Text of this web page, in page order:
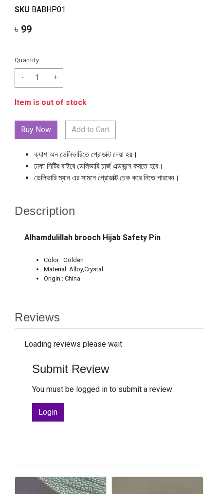
SKU BABHP01
৳ 99
Quantity
- +
Item is out of stock
Add to Cart
ক্যাশ অন ডেলিভারিতে প্রোডাক্ট দেয়া হয়।
ঢাকা সিটির বাইরে ডেলিভারি চার্জ এডভান্স করতে হবে।
ডেলিভারি ম্যান এর সামনে প্রোডাক্ট চেক করে নিতে পারবেন।
Description
Alhamdulillah brooch Hijab Safety Pin
Color : Golden
Material: Alloy,Crystal
Origin : China
Reviews
Loading reviews please wait
Submit Review
You must be logged in to submit a review
Login